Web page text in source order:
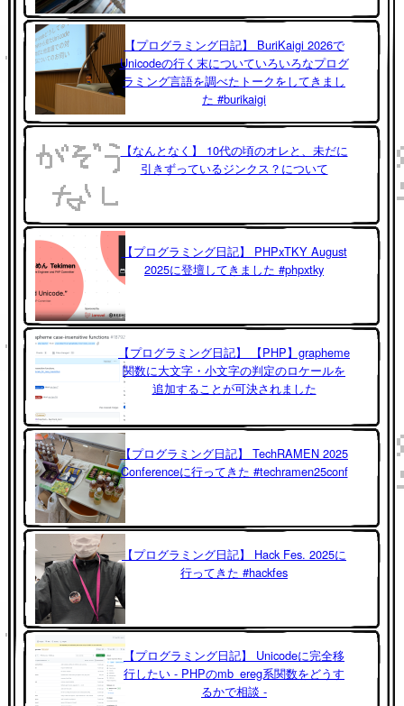
【プログラミング日記】 BuriKaigi 2026で
Unicodeの行く末についていろいろなプログ
ラミング言語を調べたトークをしてきまし
た #burikaigi
【なんとなく】 10代の頃のオレと、未だに
引きずっているジンクス？について
【プログラミング日記】 PHPxTKY August
2025に登壇してきました #phpxtky
【プログラミング日記】 【PHP】grapheme
関数に大文字・小文字の判定のロケールを
追加することが可決されました
【プログラミング日記】 TechRAMEN 2025
Conferenceに行ってきた #techramen25conf
【プログラミング日記】 Hack Fes. 2025に
行ってきた #hackfes
【プログラミング日記】 Unicodeに完全移
行したい - PHPのmb_ereg系関数をどうす
るかで相談 -